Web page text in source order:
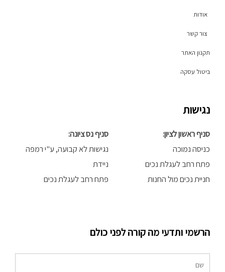
אודות
צור קשר
תקנון האתר
ביטול עסקה
נגישות
סניף ראשון לציון:
כניסה נמוכה
פתח רחב לעגלת נכים
חניית נכים מול החנות
סניף נס ציונה:
נגישות לא קבועה, ע"י רמפה
ניידת
פתח רחב לעגלת נכים
הרשמי ותדעי מה קורה לפני כולם
שם